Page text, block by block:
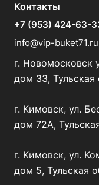
Контакты
+7 (953) 424-63-
info@vip-buket71.ru
г. Новомосковск
дом 33, Тульская
г. Кимовск, ул.
дом 72А,
г. Кимовск, ул.
дом 5, Тульская